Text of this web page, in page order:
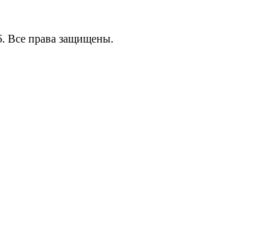
Все права защищены.